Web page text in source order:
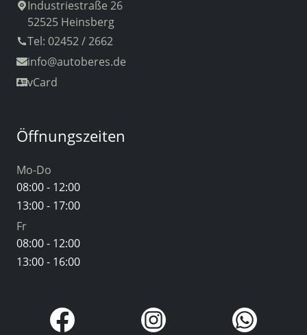
Industriestraße 26
52525 Heinsberg
Tel: 02452 / 2662
info@autoberes.de
vCard
Öffnungszeiten
Mo-Do
08:00 - 12:00
13:00 - 17:00
Fr
08:00 - 12:00
13:00 - 16:00